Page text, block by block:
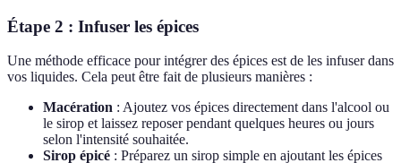
Étape 2 : Infuser les épices
Une méthode efficace pour intégrer des épices est de les infuser dans
vos liquides. Cela peut être fait de plusieurs manières :
Macération : Ajoutez vos épices directement dans l'alcool ou
le sirop et laissez reposer pendant quelques heures ou jours
selon l'intensité souhaitée.
Sirop épicé : Préparez un sirop simple en ajoutant les épices